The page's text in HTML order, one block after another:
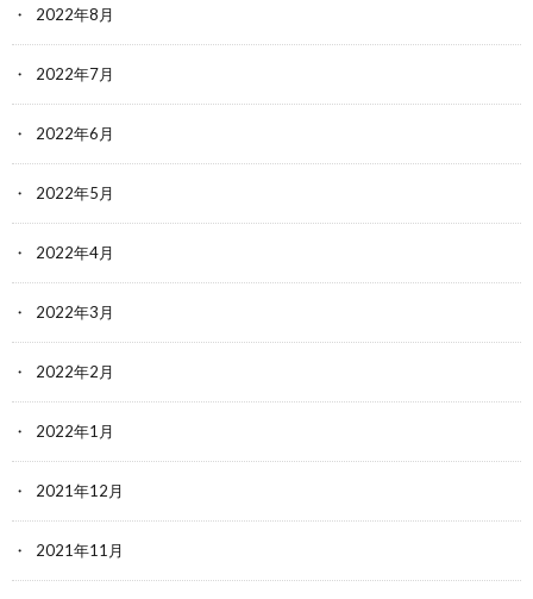
2022年8月
2022年7月
2022年6月
2022年5月
2022年4月
2022年3月
2022年2月
2022年1月
2021年12月
2021年11月